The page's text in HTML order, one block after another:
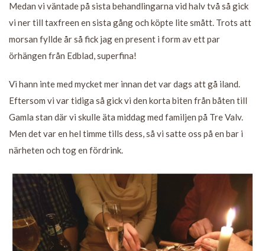
Medan vi väntade på sista behandlingarna vid halv två så gick
vi ner till taxfreen en sista gång och köpte lite smått. Trots att
morsan fyllde år så fick jag en present i form av ett par
örhängen från Edblad, superfina!
Vi hann inte med mycket mer innan det var dags att gå iland.
Eftersom vi var tidiga så gick vi den korta biten från båten till
Gamla stan där vi skulle äta middag med familjen på Tre Valv.
Men det var en hel timme tills dess, så vi satte oss på en bar i
närheten och tog en fördrink.